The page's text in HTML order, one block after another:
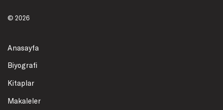
© 2026
Anasayfa
Biyografi
Kitaplar
Makaleler